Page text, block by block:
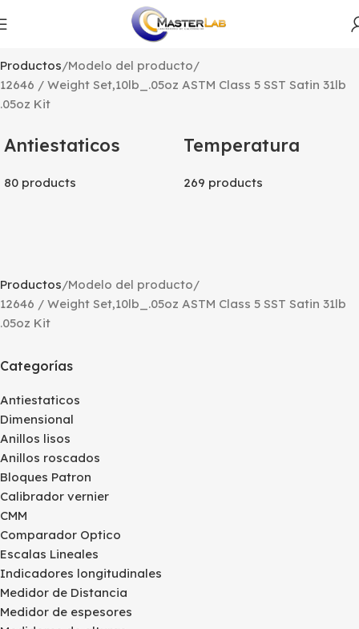
Productos Modelo del producto
12646 / Weight Set,10lb_.05oz ASTM Class 5 SST Satin 31lb
.05oz Kit
Antiestaticos
80 products
Temperatura
269 products
Productos Modelo del producto
12646 / Weight Set,10lb_.05oz ASTM Class 5 SST Satin 31lb
.05oz Kit
Categorías
Antiestaticos
Dimensional
Anillos lisos
Anillos roscados
Bloques Patron
Calibrador vernier
CMM
Comparador Optico
Escalas Lineales
Indicadores longitudinales
Medidor de Distancia
Medidor de espesores